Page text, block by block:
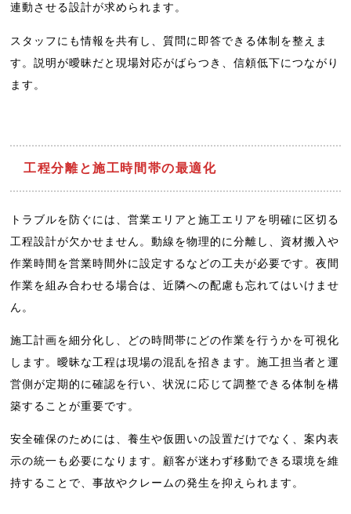
連動させる設計が求められます。
スタッフにも情報を共有し、質問に即答できる体制を整えま
す。説明が曖昧だと現場対応がばらつき、信頼低下につながり
ます。
工程分離と施工時間帯の最適化
トラブルを防ぐには、営業エリアと施工エリアを明確に区切る
工程設計が欠かせません。動線を物理的に分離し、資材搬入や
作業時間を営業時間外に設定するなどの工夫が必要です。夜間
作業を組み合わせる場合は、近隣への配慮も忘れてはいけませ
ん。
施工計画を細分化し、どの時間帯にどの作業を行うかを可視化
します。曖昧な工程は現場の混乱を招きます。施工担当者と運
営側が定期的に確認を行い、状況に応じて調整できる体制を構
築することが重要です。
安全確保のためには、養生や仮囲いの設置だけでなく、案内表
示の統一も必要になります。顧客が迷わず移動できる環境を維
持することで、事故やクレームの発生を抑えられます。